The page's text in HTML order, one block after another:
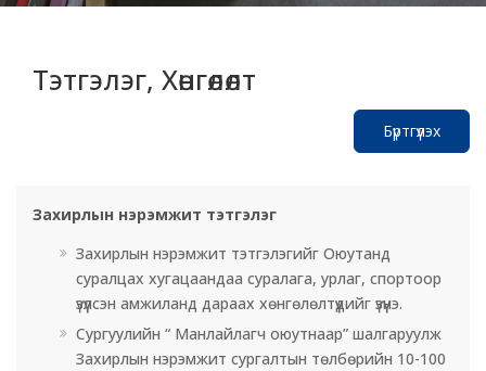
Тэтгэлэг, Хөнгөлөлт
Бүртгүүлэх
Захирлын нэрэмжит тэтгэлэг
Захирлын нэрэмжит тэтгэлэгийг Оюутанд
суралцах хугацаандаа суралага, урлаг, спортоор
үзүүлсэн амжиланд дараах хөнгөлөлтүүдийг үзүүнэ.
Сургуулийн “ Манлайлагч оюутнаар” шалгаруулж
Захирлын нэрэмжит сургалтын төлбөрийн 10-100